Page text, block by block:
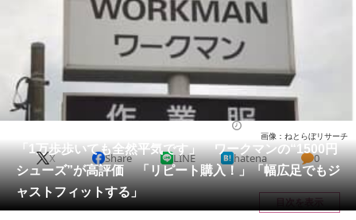
クイズ
地域
住まい 教育・育児
動物 リサーチ
会員記事
メディア
注目記事を集めた総合ページ
「1万歩歩いても全然平気です」 ワークマンの“1500円
シューズ”が高評価 「リピート購入！」「幅広足でもジ
ャストフィットする」
画像：ねとらぼリサーチ
X Share LINE hatena 0
目次を表示